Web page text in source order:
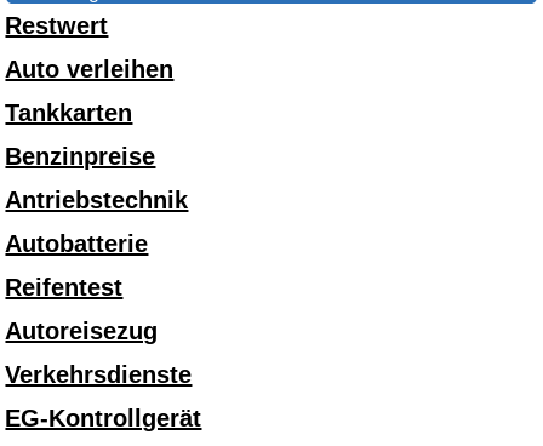
Restwert
Auto verleihen
Tankkarten
Benzinpreise
Antriebstechnik
Autobatterie
Reifentest
Autoreisezug
Verkehrsdienste
EG-Kontrollgerät